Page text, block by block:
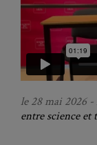
le 28 mai 2026 -
entre science